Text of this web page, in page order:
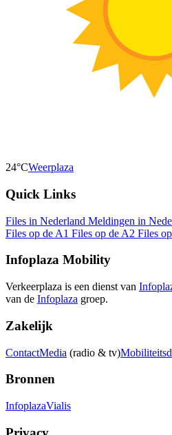
24°CWeerplaza
Quick Links
Files in Nederland Meldingen in
Files op de A1 Files op de A2 Files
Infoplaza Mobility
Verkeerplaza is een dienst van
van de Infoplaza groep.
Zakelijk
ContactMedia (radio & tv)
Bronnen
InfoplazaVialis